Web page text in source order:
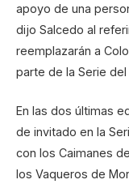
apoyo de una
dijo Salcedo al
reemplazarán a
parte de la Serie del
En las dos últimas
de invitado en la
con los Caimanes
los Vaqueros de